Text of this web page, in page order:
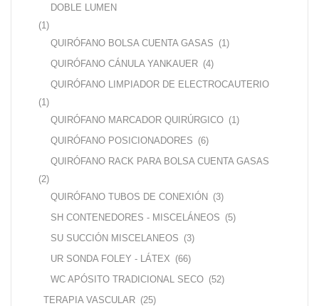
DOBLE LUMEN
(1)
QUIRÓFANO BOLSA CUENTA GASAS (1)
QUIRÓFANO CÁNULA YANKAUER (4)
QUIRÓFANO LIMPIADOR DE ELECTROCAUTERIO
(1)
QUIRÓFANO MARCADOR QUIRÚRGICO (1)
QUIRÓFANO POSICIONADORES (6)
QUIRÓFANO RACK PARA BOLSA CUENTA GASAS
(2)
QUIRÓFANO TUBOS DE CONEXIÓN (3)
SH CONTENEDORES - MISCELÁNEOS (5)
SU SUCCIÓN MISCELANEOS (3)
UR SONDA FOLEY - LÁTEX (66)
WC APÓSITO TRADICIONAL SECO (52)
TERAPIA VASCULAR (25)